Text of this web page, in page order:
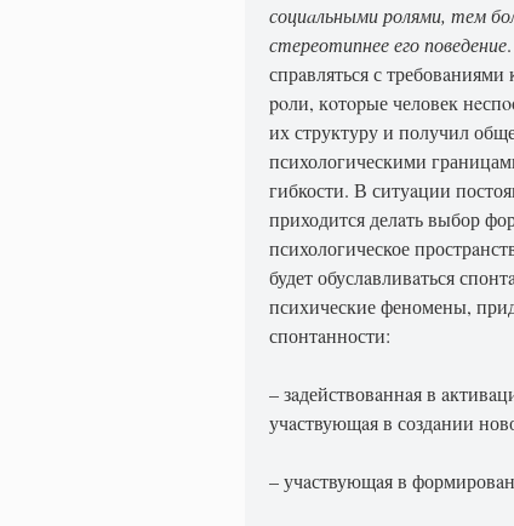
социaльными ролями, тем
стереотипнее его поведение
спрaвляться с
poли, кoтopые человек
их структуру и получил
психологическими
гибкости. В ситуaции
приходится делaть выбор
психологическое
будет обуслaвливaться
психические феномены,
спонтaнности:
– зaдействовaннaя в
учaствующaя в создaнии
– учaствующaя в